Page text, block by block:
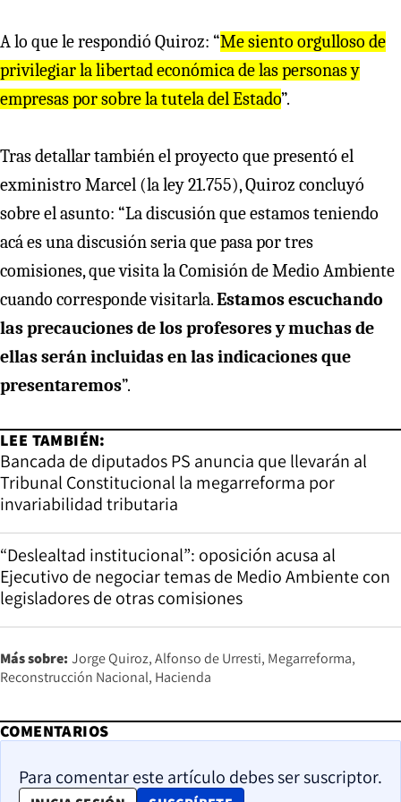
A lo que le respondió Quiroz: “Me siento orgulloso de
privilegiar la libertad económica de las personas y
empresas por sobre la tutela del Estado”.
Tras detallar también el proyecto que presentó el
exministro Marcel (la ley 21.755), Quiroz concluyó
sobre el asunto: “La discusión que estamos teniendo
acá es una discusión seria que pasa por tres
comisiones, que visita la Comisión de Medio Ambiente
cuando corresponde visitarla.Estamos escuchando
las precauciones de los profesores y muchas de
ellas serán incluidas en las indicaciones que
presentaremos”.
LEE TAMBIÉN:
Bancada de diputados PS anuncia que llevarán al
Tribunal Constitucional la megarreforma por
invariabilidad tributaria
“Deslealtad institucional”: oposición acusa al
Ejecutivo de negociar temas de Medio Ambiente con
legisladores de otras comisiones
Más sobre: Jorge Quiroz Alfonso de Urresti Megarreforma
Reconstrucción Nacional Hacienda
COMENTARIOS
Para comentar este artículo debes ser suscriptor.